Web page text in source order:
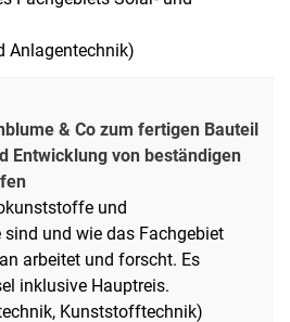
Anlagentechnik)
& Co zum fertigen Bauteil
Entwicklung von beständigen
und
und wie das Fachgebiet
arbeitet und forscht. Es
inklusive Hauptreis.
Kunststofftechnik)